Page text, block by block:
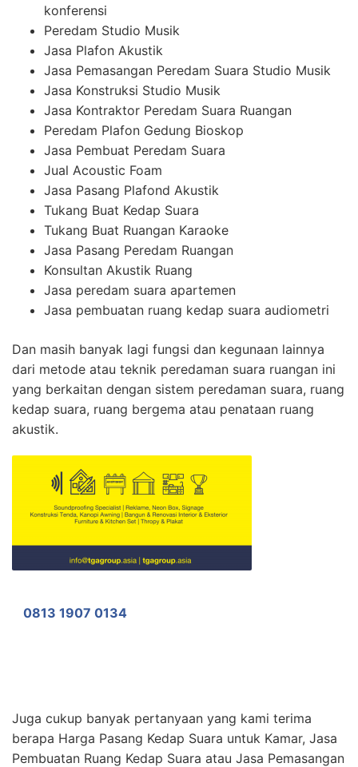
konferensi
Peredam Studio Musik
Jasa Plafon Akustik
Jasa Pemasangan Peredam Suara Studio Musik
Jasa Konstruksi Studio Musik
Jasa Kontraktor Peredam Suara Ruangan
Peredam Plafon Gedung Bioskop
Jasa Pembuat Peredam Suara
Jual Acoustic Foam
Jasa Pasang Plafond Akustik
Tukang Buat Kedap Suara
Tukang Buat Ruangan Karaoke
Jasa Pasang Peredam Ruangan
Konsultan Akustik Ruang
Jasa peredam suara apartemen
Jasa pembuatan ruang kedap suara audiometri
Dan masih banyak lagi fungsi dan kegunaan lainnya
dari metode atau teknik peredaman suara ruangan ini
yang berkaitan dengan sistem peredaman suara, ruang
kedap suara, ruang bergema atau penataan ruang
akustik.
0813 1907 0134
Juga cukup banyak pertanyaan yang kami terima
berapa Harga Pasang Kedap Suara untuk Kamar, Jasa
Pembuatan Ruang Kedap Suara atau Jasa Pemasangan